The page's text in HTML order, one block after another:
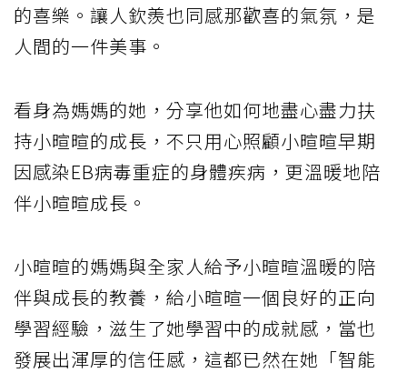
的喜樂。讓人欽羨也同感那歡喜的氣氛，是
人間的一件美事。
看身為媽媽的她，分享他如何地盡心盡力扶
持小暄暄的成長，不只用心照顧小暄暄早期
因感染EB病毒重症的身體疾病，更溫暖地陪
伴小暄暄成長。
小暄暄的媽媽與全家人給予小暄暄溫暖的陪
伴與成長的教養，給小暄暄一個良好的正向
學習經驗，滋生了她學習中的成就感，當也
發展出渾厚的信任感，這都已然在她「智能